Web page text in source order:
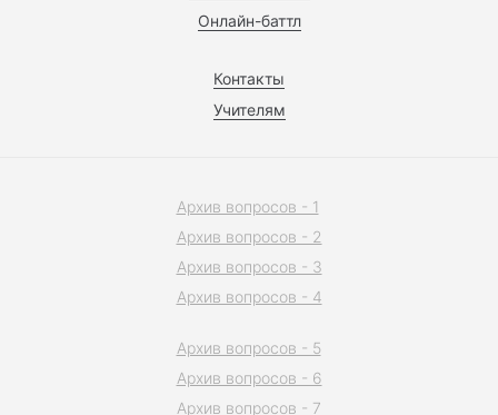
Онлайн-баттл
Контакты
Учителям
Архив вопросов - 1
Архив вопросов - 2
Архив вопросов - 3
Архив вопросов - 4
Архив вопросов - 5
Архив вопросов - 6
Архив вопросов - 7